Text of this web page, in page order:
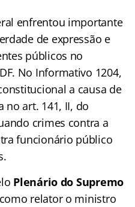
enfrentou importante
de expressão e
públicos no
No Informativo 1204,
a causa de
no art. 141, II, do
crimes contra a
funcionário público
Plenário do Supremo
relator o ministro